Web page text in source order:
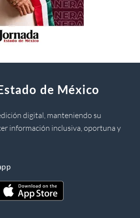
de México
digital, manteniendo su
información inclusiva, oportuna y